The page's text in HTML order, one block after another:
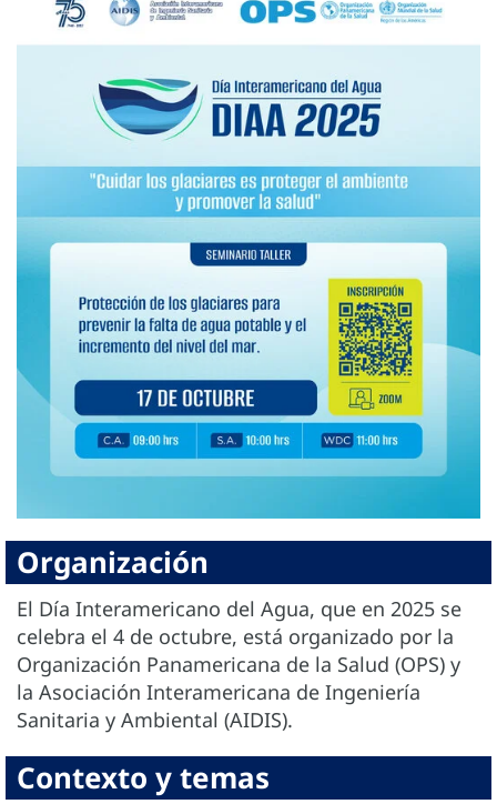
Organización
El Día Interamericano del Agua, que en 2025 se
celebra el 4 de octubre, está organizado por la
Organización Panamericana de la Salud (OPS) y
la Asociación Interamericana de Ingeniería
Sanitaria y Ambiental (AIDIS).
Contexto y temas